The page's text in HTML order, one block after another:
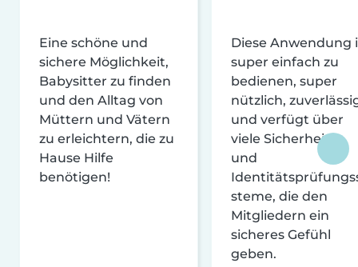
Eine schöne und
sichere Möglichkeit,
Babysitter zu finden
und den Alltag von
Müttern und Vätern
zu erleichtern, die zu
Hause Hilfe
benötigen!
Diese Anwendung
super einfach zu
bedienen, super
nützlich,
und verfügt über
viele Sicherheits-
und
steme, die den
Mitgliedern ein
sicheres Gefühl
geben.